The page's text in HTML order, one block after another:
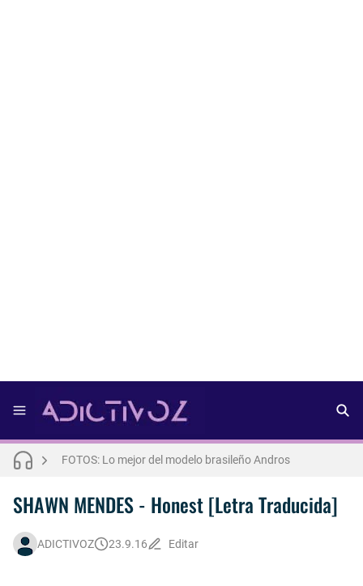
FOTOS: Lo mejor del modelo brasileño Andros
THE WEEKND - Nothing Without You [Letra Trtaducida]
FOTOS: Nuno Gallego posa para lo nuevo de Neo2 [2025]
SHAWN MENDES - Honest [Letra Traducida]
ADICTIVOZ 23.9.16 Editar